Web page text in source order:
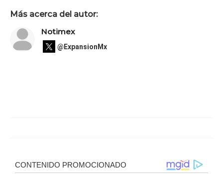
Más acerca del autor:
Notimex
@ExpansionMx